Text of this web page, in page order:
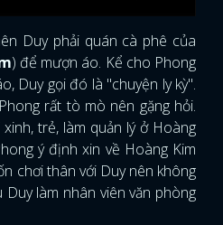
Duy phải quán cà phê của
) để mượn áo. Kể cho Phong
Duy gọi đó là "chuyện ly kỳ".
rất tò mò nên gặng hỏi.
trẻ, làm quản lý ở Hoàng
ý định xin về Hoàng Kim
chơi thân với Duy nên không
làm nhân viên văn phòng